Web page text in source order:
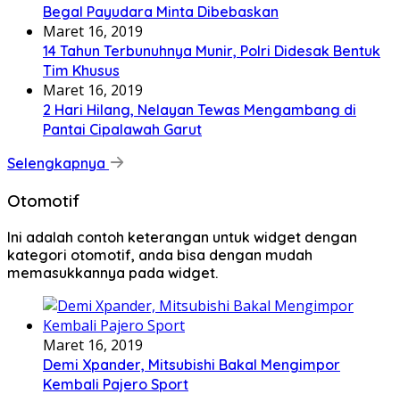
Begal Payudara Minta Dibebaskan
Maret 16, 2019
14 Tahun Terbunuhnya Munir, Polri Didesak Bentuk
Tim Khusus
Maret 16, 2019
2 Hari Hilang, Nelayan Tewas Mengambang di
Pantai Cipalawah Garut
Selengkapnya
Otomotif
Ini adalah contoh keterangan untuk widget dengan
kategori otomotif, anda bisa dengan mudah
memasukkannya pada widget.
Maret 16, 2019
Demi Xpander, Mitsubishi Bakal Mengimpor
Kembali Pajero Sport